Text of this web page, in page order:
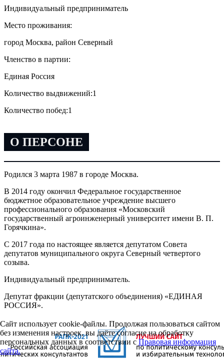
Индивидуальный предприниматель
Место проживания:
город Москва, район Северный
Членство в партии:
Единая Россия
Количество выдвижений:1
Количество побед:1
О ПЕРСОНЕ
Родился 3 марта 1987 в городе Москва.
В 2014 году окончил Федеральное государственное
бюджетное образовательное учреждение высшего
профессионального образования «Московский
государственный агроинженерный университет имени В. П.
Горячкина».
С 2017 года по настоящее является депутатом Совета
депутатов муниципального округа Северный четвертого
созыва.
Индивидуальный предприниматель.
Депутат фракции (депутатского объединения) «ЕДИНАЯ
РОССИЯ».
Сайт использует cookie-файлы. Продолжая пользоваться сайтом
без изменения настроек, вы даёте согласие на обработку
персональных данных в соответствии сПравовая информация
сайта.